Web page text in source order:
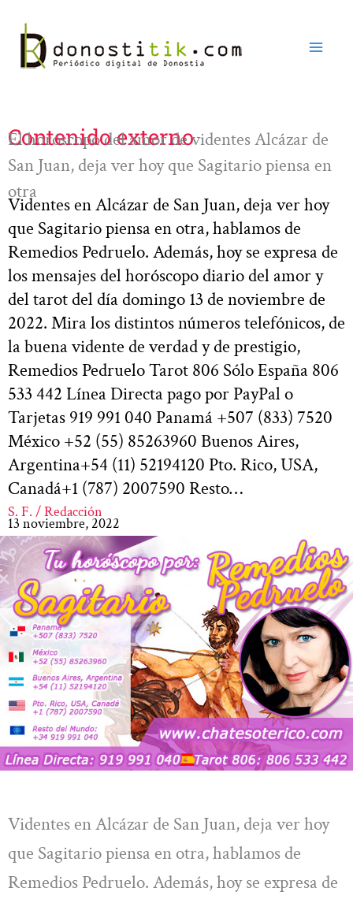
contenido
Contenido externo
El horóscopo del amor de videntes Alcázar de
San Juan, deja ver hoy que Sagitario piensa en
otra
Videntes en Alcázar de San Juan, deja ver hoy
que Sagitario piensa en otra, hablamos de
Remedios Pedruelo. Además, hoy se expresa de
los mensajes del horóscopo diario del amor y
del tarot del día domingo 13 de noviembre de
2022. Mira los distintos números telefónicos, de
la buena vidente de verdad y de prestigio,
Remedios Pedruelo Tarot 806 Sólo España 806
533 442 Línea Directa pago por PayPal o
Tarjetas 919 991 040 Panamá +507 (833) 7520
México +52 (55) 85263960 Buenos Aires,
Argentina+54 (11) 52194120 Pto. Rico, USA,
Canadá+1 (787) 2007590 Resto…
S. F. / Redacción
13 noviembre, 2022
Videntes en Alcázar de San Juan, deja ver hoy
que Sagitario piensa en otra, hablamos de
Remedios Pedruelo. Además, hoy se expresa de